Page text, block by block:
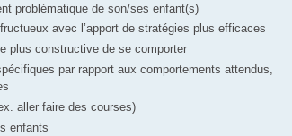
problématique de son/ses enfant(s)
avec l’apport de stratégies plus efficaces
plus constructive de se comporter
par rapport aux comportements attendus,
aller faire des courses)
enfants